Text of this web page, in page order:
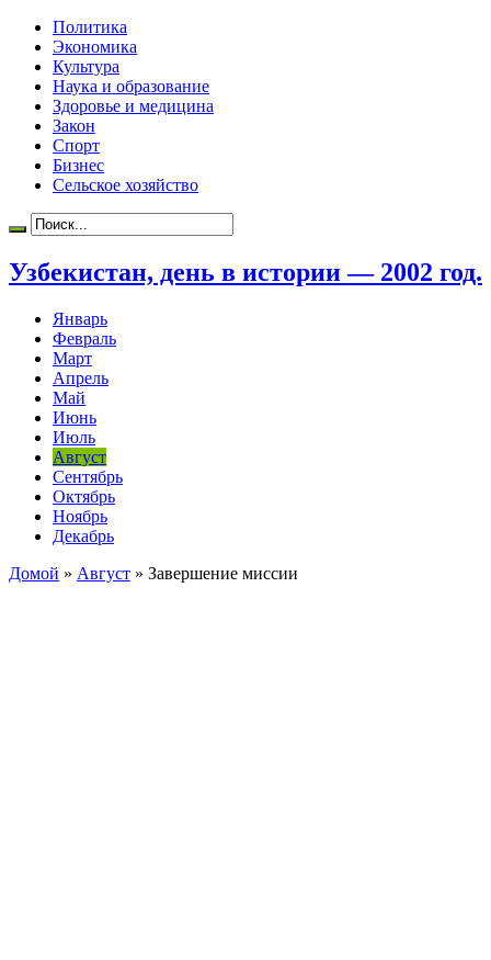
Политика
Экономика
Культура
Наука и образование
Здоровье и медицина
Закон
Спорт
Бизнес
Сельское хозяйство
Узбекистан, день в истории — 2002 год.
Январь
Февраль
Март
Апрель
Май
Июнь
Июль
Август
Сентябрь
Октябрь
Ноябрь
Декабрь
Домой » Август » Завершение миссии